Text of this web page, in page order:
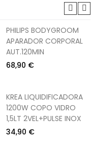
PHILIPS BODYGROOM
APARADOR CORPORAL
AUT.120MIN
68,90 €
KREA LIQUIDIFICADORA
1200W COPO VIDRO
1,5LT 2VEL+PULSE INOX
34,90 €